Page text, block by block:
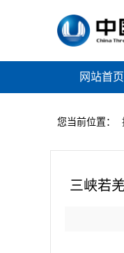
网站首页
您当前位置：
三峡若